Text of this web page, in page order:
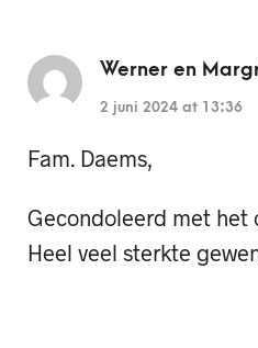
Werner en
2 juni 2024 at 13:36
Fam. Daems,
Gecondoleerd met het
Heel veel sterkte